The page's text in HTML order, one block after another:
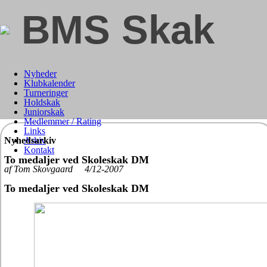
BMS Skak
Nyheder
Klubkalender
Turneringer
Holdskak
Juniorskak
Medlemmer / Rating
Links
Arkiv
Kontakt
Nyhedsarkiv
To medaljer ved Skoleskak DM
af Tom Skovgaard 4/12-2007
To medaljer ved Skoleskak DM